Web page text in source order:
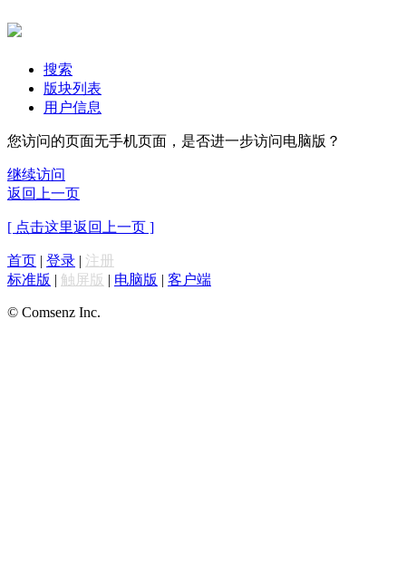
搜索
版块列表
用户信息
您访问的页面无手机页面，是否进一步访问电脑版？
继续访问
返回上一页
[ 点击这里返回上一页 ]
首页 | 登录 | 注册
标准版 | 触屏版 | 电脑版 | 客户端
© Comsenz Inc.